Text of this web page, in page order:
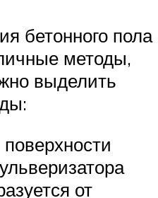
бетонного пола
методы,
выделить
от